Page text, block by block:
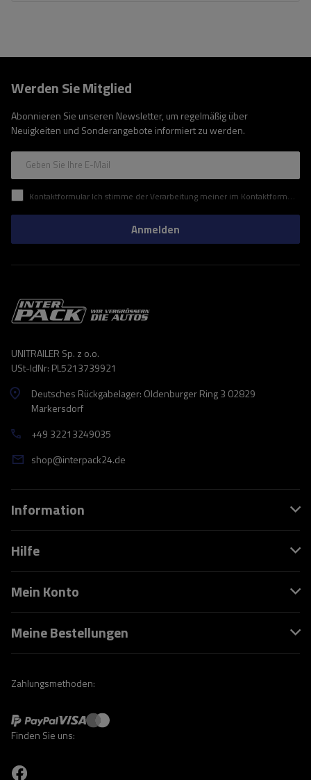
Werden Sie Mitglied
Abonnieren Sie unseren Newsletter, um regelmäßig über
Neuigkeiten und Sonderangebote informiert zu werden.
Geben Sie Ihre E-Mail
Kontaktformular Ich stimme der Verarbeitung meiner im Kontaktformular enthaltenen personenbezogenen Daten gemäß der Verordnung (EU) des Europäischen Parlaments und des Rates zu.
Anmelden
UNITRAILER Sp. z o.o.
USt-IdNr: PL5213739921
Deutsches Rückgabelager: Oldenburger Ring 3 02829
Markersdorf
+49 32213249035
shop@interpack24.de
Information
Hilfe
Mein Konto
Meine Bestellungen
Zahlungsmethoden:
Finden Sie uns: